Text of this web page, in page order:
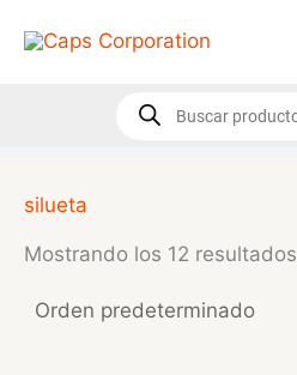
Búsqueda
de
silueta
Mostrando los 12 resultados